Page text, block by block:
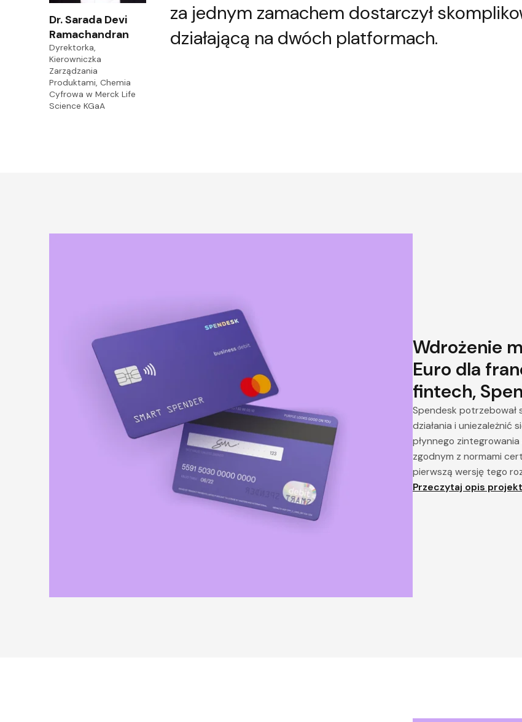
za jednym zamachem dostarczył
działającą na dwóch platformach.
Dr. Sarada Devi
Ramachandran
Dyrektorka,
Kierowniczka
Zarządzania
Produktami, Chemia
Cyfrowa w Merck Life
Science KGaA
Wdrożenie
Euro dla
fintech,
Spendesk
działania i uniezależnić
płynnego
zgodnym z normami
pierwszą wersję tego
Przeczytaj opis